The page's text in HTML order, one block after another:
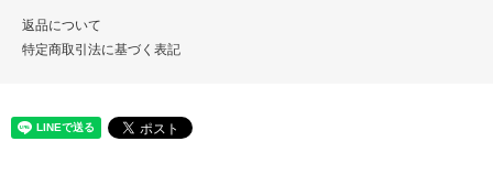
返品について
特定商取引法に基づく表記